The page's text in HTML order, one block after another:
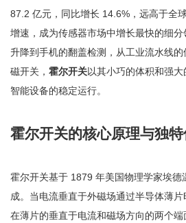
87.2 亿元，同比增长 14.6%，远高于全
增速，成为传感器市场中增长最快的细
升降到手机的翻盖检测，从工业流水线
磁开关， 霍尔开关以其小巧的体积和强
智能设备的稳定运行。
霍尔开关的核心原理与独
霍尔开关基于 1879 年美国物理学家埃德
成。当电流垂直于外磁场通过半导体薄片
在薄片的垂直于电流和磁场方向的两个